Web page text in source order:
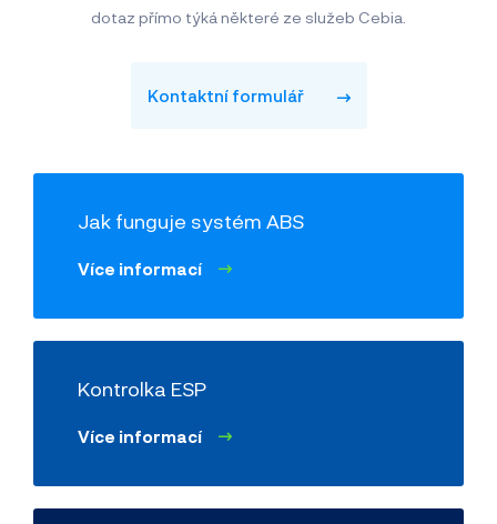
dotaz přímo týká některé ze služeb Cebia.
Kontaktní formulář
Jak funguje systém ABS
Více informací
Kontrolka ESP
Více informací